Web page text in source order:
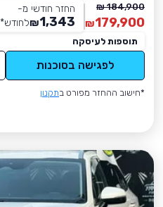
184,900 ₪
179,900
₪
החזר חודשי מ-
1,343
₪לחודש*
תוספות לעיסקה
לפגישה בסוכנות
*חישוב ההחזר מפורט בתקנון